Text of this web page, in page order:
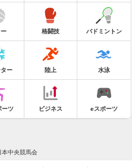
格闘技 バドミントン
ー 陸上 水泳
ーツ ビジネス eスポーツ
本中央競馬会